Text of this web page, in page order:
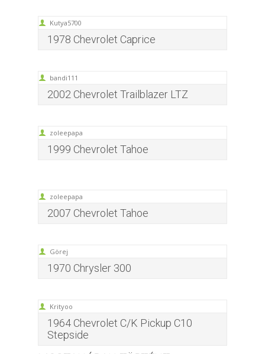
Kutya5700
1978 Chevrolet Caprice
bandi111
2002 Chevrolet Trailblazer LTZ
zoleepapa
1999 Chevrolet Tahoe
zoleepapa
2007 Chevrolet Tahoe
Görej
1970 Chrysler 300
Krityoo
1964 Chevrolet C/K Pickup C10
Stepside